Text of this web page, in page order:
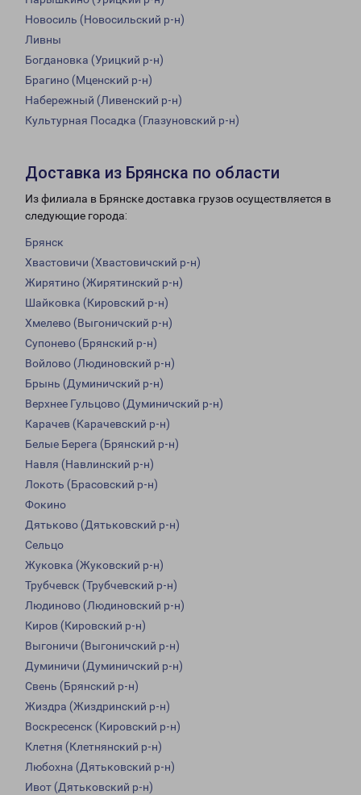
Новосиль (Новосильский р-н)
Ливны
Богдановка (Урицкий р-н)
Брагино (Мценский р-н)
Набережный (Ливенский р-н)
Культурная Посадка (Глазуновский р-н)
Доставка из Брянска по области
Из филиала в Брянске доставка грузов осуществляется в
следующие города:
Брянск
Хвастовичи (Хвастовичский р-н)
Жирятино (Жирятинский р-н)
Шайковка (Кировский р-н)
Хмелево (Выгоничский р-н)
Супонево (Брянский р-н)
Войлово (Людиновский р-н)
Брынь (Думиничский р-н)
Верхнее Гульцово (Думиничский р-н)
Карачев (Карачевский р-н)
Белые Берега (Брянский р-н)
Навля (Навлинский р-н)
Локоть (Брасовский р-н)
Фокино
Дятьково (Дятьковский р-н)
Сельцо
Жуковка (Жуковский р-н)
Трубчевск (Трубчевский р-н)
Людиново (Людиновский р-н)
Киров (Кировский р-н)
Выгоничи (Выгоничский р-н)
Думиничи (Думиничский р-н)
Свень (Брянский р-н)
Жиздра (Жиздринский р-н)
Воскресенск (Кировский р-н)
Клетня (Клетнянский р-н)
Любохна (Дятьковский р-н)
Ивот (Дятьковский р-н)